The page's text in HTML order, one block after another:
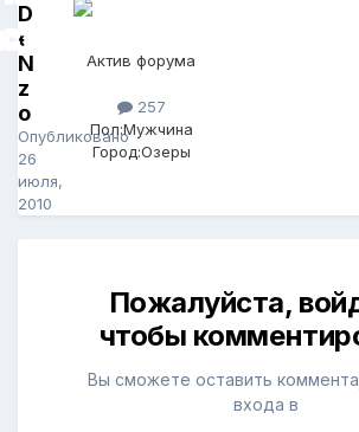
D
e
N
z
o
Опубликовано
26
июля,
2010
Актив форума
257
Пол:Мужчина
Город:Озеры
Пожалуйста,
чтобы
Вы сможете оставить
входа в